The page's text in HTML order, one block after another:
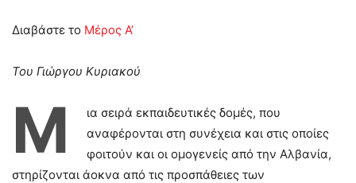
Διαβάστε το Μέρος Α’
Του Γιώργου Κυριακού
Μ
ια σειρά εκπαιδευτικές δομές, που
αναφέρονται στη συνέχεια και στις οποίες
φοιτούν και οι ομογενείς από την Αλβανία,
στηρίζονται άοκνα από τις προσπάθειες των